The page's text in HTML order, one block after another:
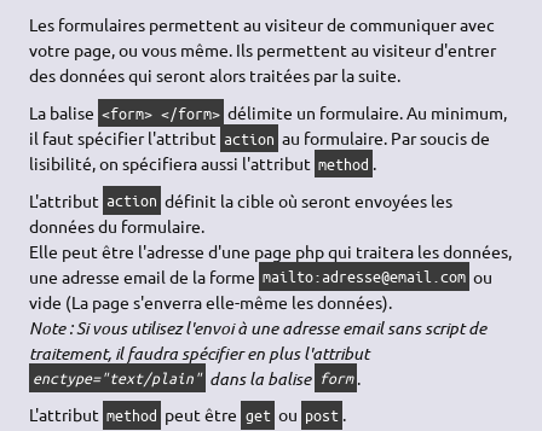
Les formulaires permettent au visiteur de communiquer avec
votre page, ou vous même. Ils permettent au visiteur d'entrer
des données qui seront alors traitées par la suite.
La balise <form> </form> délimite un formulaire. Au minimum,
il faut spécifier l'attribut action au formulaire. Par soucis de
lisibilité, on spécifiera aussi l'attribut method .
L'attribut action définit la cible où seront envoyées les
données du formulaire.
Elle peut être l'adresse d'une page php qui traitera les données,
une adresse email de la forme mailto:adresse@email.com ou
vide (La page s'enverra elle-même les données).
Note : Si vous utilisez l'envoi à une adresse email sans script de
traitement, il faudra spécifier en plus l'attribut
enctype="text/plain" dans la balise form
L'attribut method peut être get ou post .